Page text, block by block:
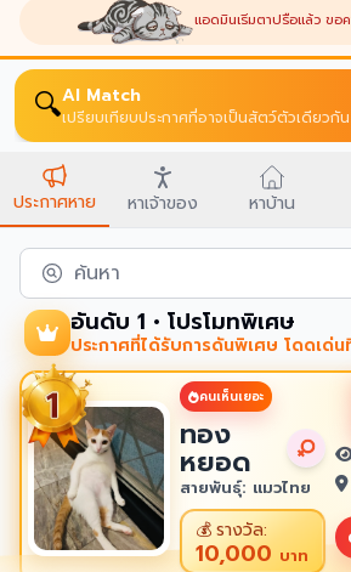
แอดมินเริ่มตาปรือแล้ว ขอ
🔍AI Match
เปรียบเทียบประกาศที่อาจเป็นสัตว์ตัวเดียวกัน
ประกาศหาย หาเจ้าของ หาบ้าน
ค้นหา
อันดับ 1 • โปรโมทพิเศษ
ประกาศที่ได้รับการดันพิเศษ โดดเด่
คนเห็นเยอะ
ทอง
หยอด
สายพันธุ์: แมวไทย
💰รางวัล:
10,000 บาท